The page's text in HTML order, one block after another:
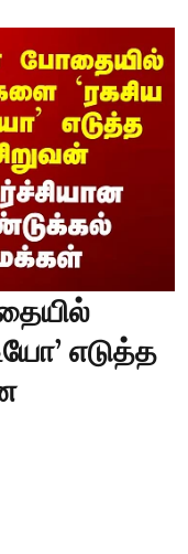
எடுத்த